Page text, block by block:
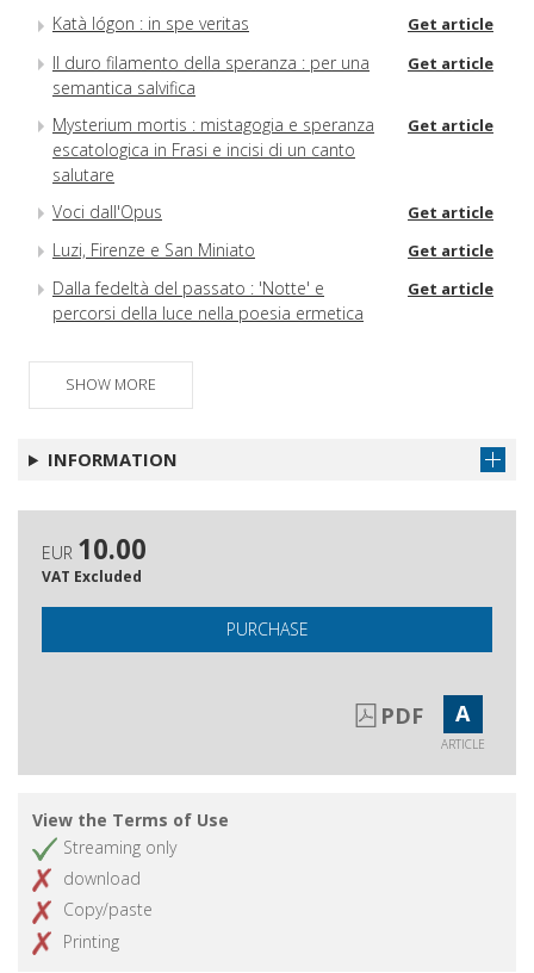
Katà lógon : in spe veritas Get article
Il duro filamento della speranza : per una
semantica salvifica
Get article
Mysterium mortis : mistagogia e speranza
escatologica in Frasi e incisi di un canto
salutare
Get article
Voci dall'Opus Get article
Luzi, Firenze e San Miniato Get article
Dalla fedeltà del passato : 'Notte' e
percorsi della luce nella poesia ermetica
Get article
SHOW MORE
INFORMATION
EUR 10.00
VAT Excluded
PURCHASE
PDF A
ARTICLE
View the Terms of Use
Streaming only
download
Copy/paste
Printing